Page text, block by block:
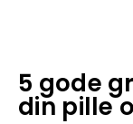
5 gode
din pille